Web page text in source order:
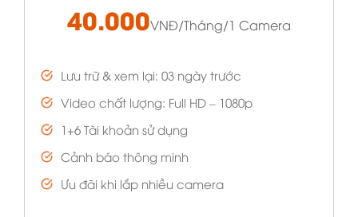
40.000VNĐ/Tháng/1 Camera
Lưu trữ & xem lại: 03 ngày trước
Video chất lượng: Full HD – 1080p
1+6 Tài khoản sử dụng
Cảnh báo thông minh
Ưu đãi khi lắp nhiều camera